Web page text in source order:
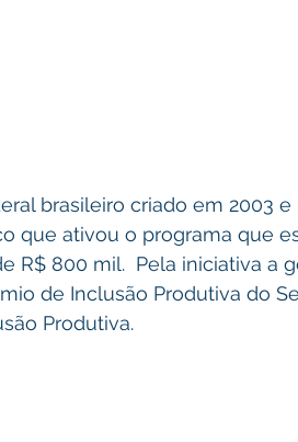
brasileiro criado em 2003 e
que ativou o programa que
800 mil.  Pela iniciativa a
de Inclusão Produtiva do
Produtiva.